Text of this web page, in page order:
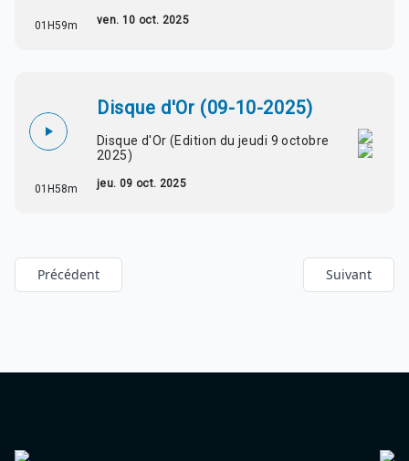
01H59m ven. 10 oct. 2025
01H58m
Disque d'Or (09-10-2025)
Disque d'Or (Edition du jeudi 9 octobre
2025)
jeu. 09 oct. 2025
Précédent Suivant